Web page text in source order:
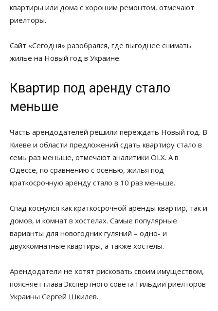
квартиры или дома с хорошим ремонтом, отмечают
риелторы.
Сайт «Сегодня» разобрался, где выгоднее снимать
жилье на Новый год в Украине.
Квартир под аренду стало
меньше
Часть арендодателей решили переждать Новый год. В
Киеве и области предложений сдать квартиру стало в
семь раз меньше, отмечают аналитики OLX. А в
Одессе, по сравнению с осенью, жилья под
краткосрочную аренду стало в 10 раз меньше.
Спад коснулся как краткосрочной аренды квартир, так и
домов, и комнат в хостелах. Самые популярные
варианты для новогодних гуляний – одно- и
двухкомнатные квартиры, а также хостелы.
Арендодатели не хотят рисковать своим имуществом,
поясняет глава Экспертного совета Гильдии риелторов
Украины Сергей Шкилев.